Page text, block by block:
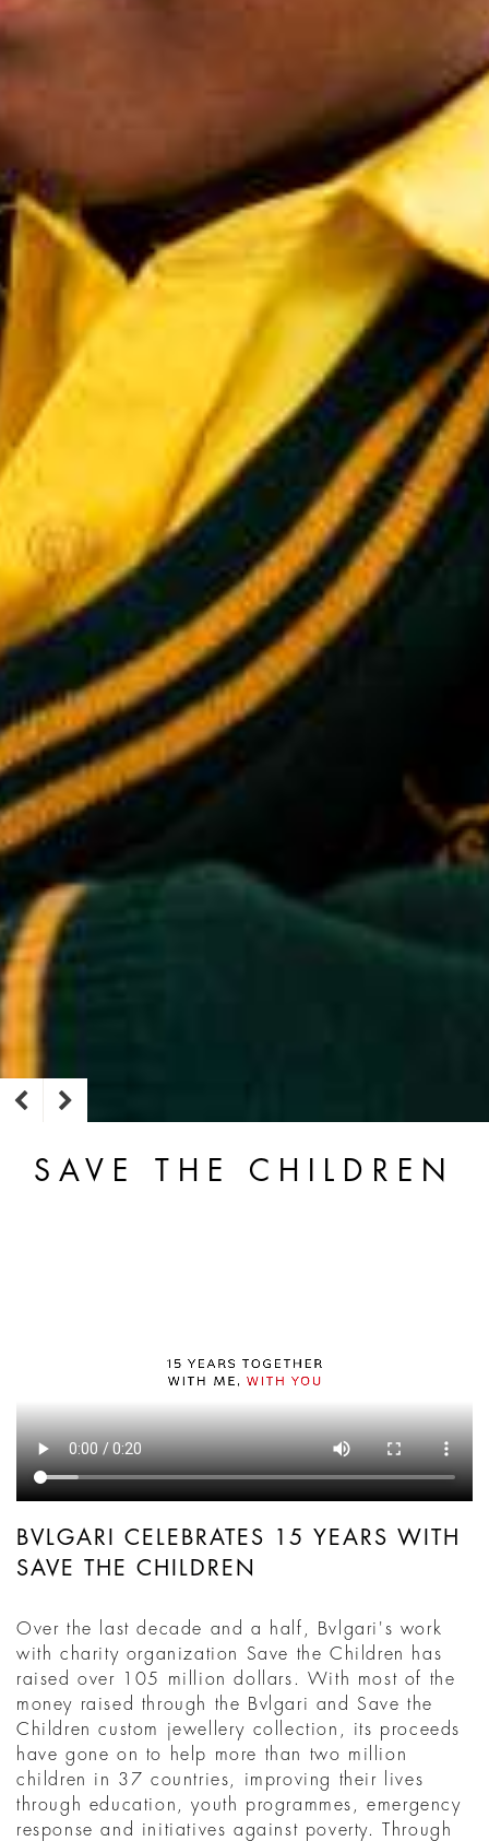
SAVE THE CHILDREN
BVLGARI CELEBRATES 15 YEARS WITH
SAVE THE CHILDREN
Over the last decade and a half, Bvlgari's work
with charity organization Save the Children has
raised over 105 million dollars. With most of the
money raised through the Bvlgari and Save the
Children custom jewellery collection, its proceeds
have gone on to help more than two million
children in 37 countries, improving their lives
through education, youth programmes, emergency
response and initiatives against poverty. Through